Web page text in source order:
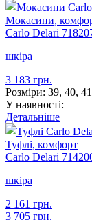
Мокасини,
Carlo Delari
шкіра
3 183 грн.
Розміри: 39, 40,
У наявності:
Детальніше
Туфлі, комфорт
Carlo Delari
шкіра
2 161 грн.
3 705 грн.